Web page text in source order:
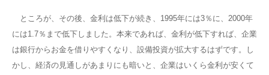
ところが、その後、金利は低下が続き、1995年には3％に、2000年
には1.7％まで低下しました。本来であれば、金利が低下すれば、企業
は銀行からお金を借りやすくなり、設備投資が拡大するはずです。し
かし、経済の見通しがあまりにも暗いと、企業はいくら金利が安くて